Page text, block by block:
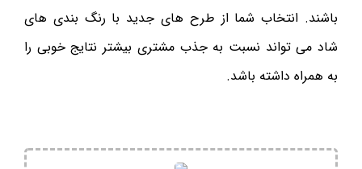
باشند. انتخاب شما از طرح های جدید با رنگ بندی های
شاد می تواند نسبت به جذب مشتری بیشتر نتایج خوبی را
به همراه داشته باشد.